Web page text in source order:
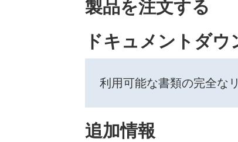
製品を注文する
ドキュメントダ
利用可能な書類の完全な
追加情報